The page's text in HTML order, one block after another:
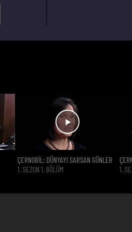
ÇERNOBİL: DÜNYAYI SARSAN GÜNLER
1. SEZON 1. BÖLÜM
1.